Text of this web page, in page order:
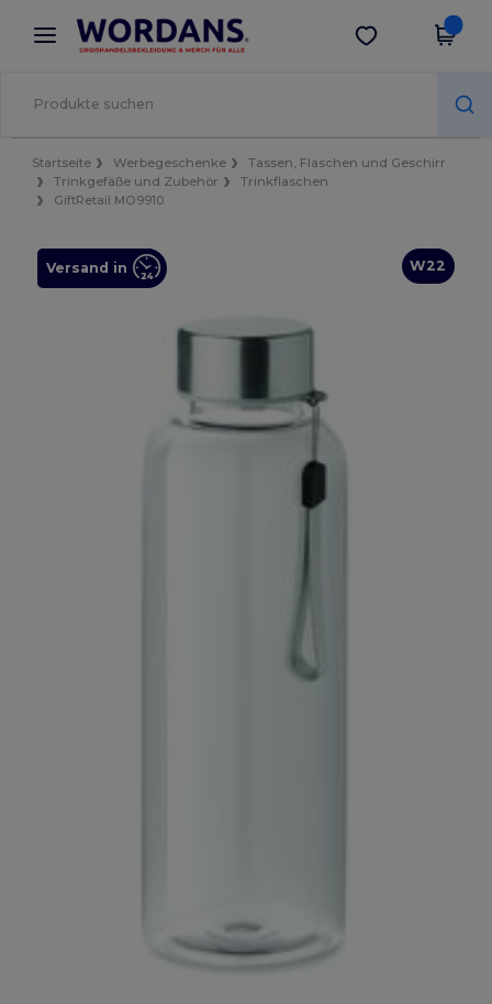
× Wordans App
Bessere Preise in der App!
App holen
Startseite Werbegeschenke
Tassen, Flaschen und Geschirr
Trinkgefäße und Zubehör
Trinkflaschen
GiftRetail MO9910
W22
Versand in